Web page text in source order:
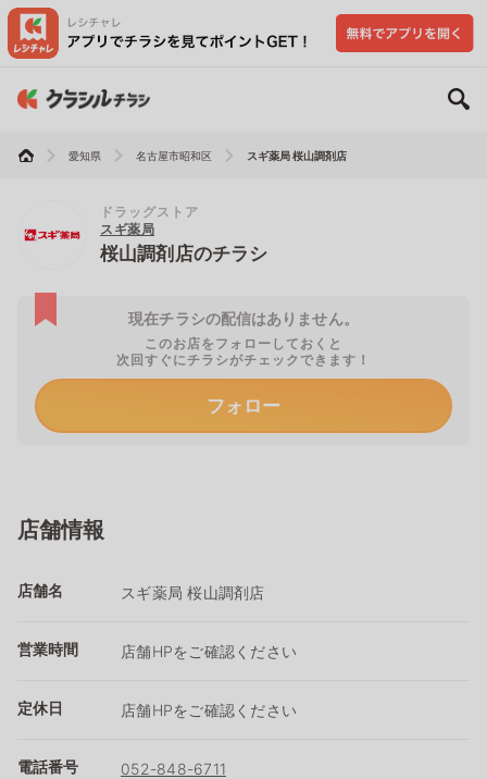
愛知県 名古屋市昭和区 スギ薬局 桜山調剤店
ドラッグストア
スギ薬局
桜山調剤店のチラシ
現在チラシの配信はありません。
このお店をフォローしておくと
次回すぐにチラシがチェックできます！
フォロー
店舗情報
店舗名 スギ薬局 桜山調剤店
営業時間 店舗HPをご確認ください
定休日 店舗HPをご確認ください
電話番号 052-848-6711